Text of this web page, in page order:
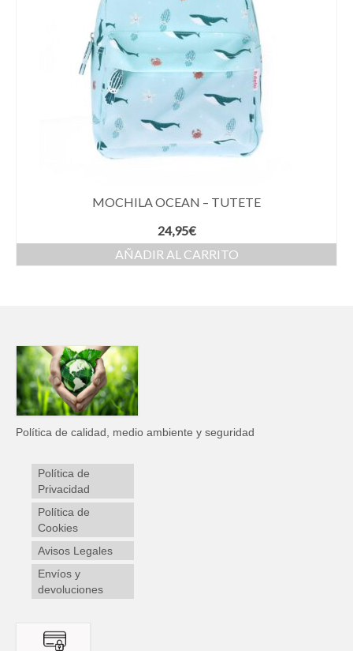
MOCHILA OCEAN – TUTETE
24,95€
AÑADIR AL CARRITO
Política de calidad, medio ambiente y seguridad
Política de
Privacidad
Política de
Cookies
Avisos Legales
Envíos y
devoluciones